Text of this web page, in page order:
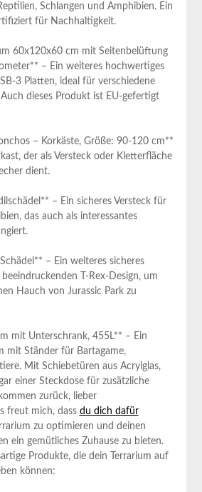
Schlangen und Amphibien. Ein
für Nachhaltigkeit.
‌60x120x60 cm mit Seitenbelüftung
– Ein weiteres hochwertiges
3 Platten,​ ideal für verschiedene
dieses Produkt ist EU-gefertigt
– Korkäste, Größe: 90-120 cm**
der als Versteck oder Kletterfläche
dient.
– ⁣Ein sicheres Versteck für
das auch als interessantes
– Ein weiteres sicheres
⁣T-Rex-Design, um
Hauch von⁢ Jurassic Park zu
mit ‌Unterschrank, 455L** – Ein
mit Ständer für Bartagame,
Mit Schiebetüren aus Acrylglas,
einer Steckdose für zusätzliche
zurück, lieber
freut mich, dass du dich dafür
zu⁢ optimieren und deinen
ein gemütliches Zuhause zu bieten.
Produkte, die dein Terrarium auf
können: